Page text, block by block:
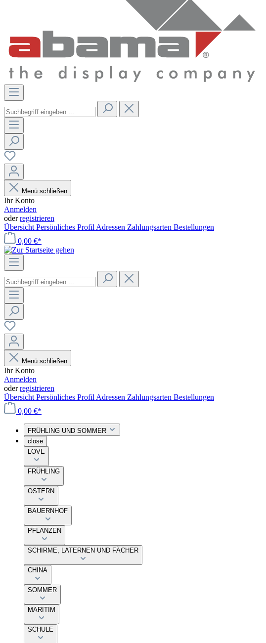
Menü schließen
Ihr Konto
Anmelden
oderregistrieren
Übersicht Persönliches Profil Adressen Zahlungsarten Bestellungen
0,00 €*
Menü schließen
Ihr Konto
Anmelden
oderregistrieren
Übersicht Persönliches Profil Adressen Zahlungsarten Bestellungen
0,00 €*
FRÜHLING UND SOMMER
close
LOVE
FRÜHLING
OSTERN
BAUERNHOF
PFLANZEN
SCHIRME, LATERNEN UND FÄCHER
CHINA
SOMMER
MARITIM
SCHULE